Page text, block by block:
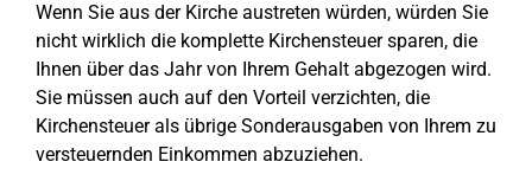
Wenn Sie aus der Kirche austreten würden, würden Sie
nicht wirklich die komplette Kirchensteuer sparen, die
Ihnen über das Jahr von Ihrem Gehalt abgezogen wird.
Sie müssen auch auf den Vorteil verzichten, die
Kirchensteuer als übrige Sonderausgaben von Ihrem zu
versteuernden Einkommen abzuziehen.